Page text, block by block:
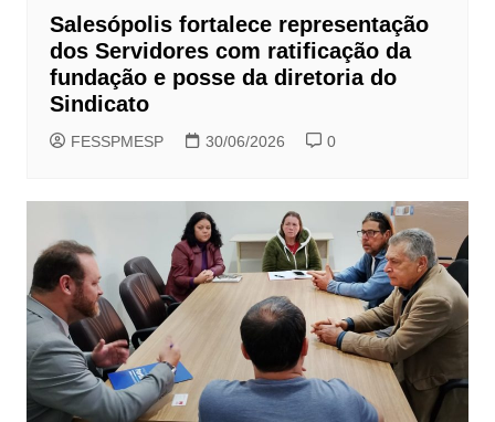
Salesópolis fortalece representação
dos Servidores com ratificação da
fundação e posse da diretoria do
Sindicato
FESSPMESP 30/06/2026 0